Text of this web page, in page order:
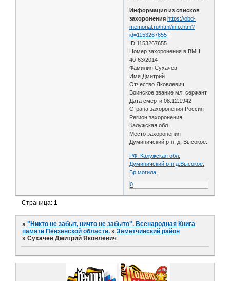
Информация из списков
захоронения https://obd-
memorial.ru/html/info.htm?
id=1153267655 :
ID 1153267655
Номер захоронения в ВМЦ
40-63/2014
Фамилия Сухачев
Имя Дмитрий
Отчество Яковлевич
Воинское звание мл. сержант
Дата смерти 08.12.1942
Страна захоронения Россия
Регион захоронения
Калужская обл.
Место захоронения
Думиничский р-н, д. Высокое.
РФ. Калужская обл.
Думиничский р-н д.Высокое.
Бр.могила.
0
Страница:1
»"Никто не забыт, ничто не забыто". Всенародная Книга
памяти Пензенской области. »Земетчинский район
»Сухачев Дмитрий Яковлевич